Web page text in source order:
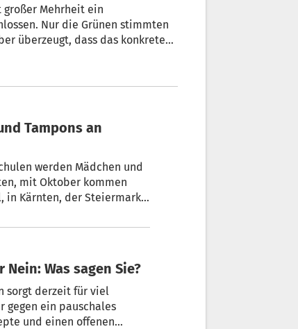
Mehrheit ein
Nur die Grünen stimmten
überzeugt, dass das konkrete
wenden.
Tampons an
werden Mädchen und
mit Oktober kommen
Nein: Was sagen Sie?
sorgt derzeit für viel
gegen ein pauschales
und einen offenen